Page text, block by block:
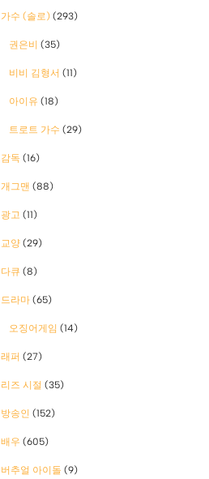
가수 (솔로) (293)
권은비 (35)
비비 김형서 (11)
아이유 (18)
트로트 가수 (29)
감독 (16)
개그맨 (88)
광고 (11)
교양 (29)
다큐 (8)
드라마 (65)
오징어게임 (14)
래퍼 (27)
리즈 시절 (35)
방송인 (152)
배우 (605)
버추얼 아이돌 (9)